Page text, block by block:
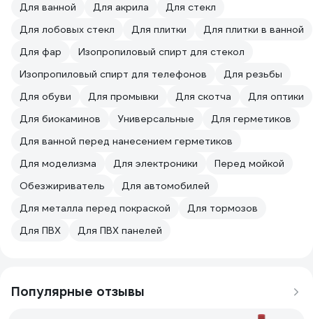
Для ванной
Для акрила
Для стекл
Для лобовых стекл
Для плитки
Для плитки в ванной
Для фар
Изопропиловый спирт для стекол
Изопропиловый спирт для телефонов
Для резьбы
Для обуви
Для промывки Для скотча
Для оптики
Для биокаминов
Универсальные
Для герметиков
Для ванной перед нанесением герметиков
Для моделизма
Для электроники
Перед мойкой
Обезжириватель
Для автомобилей
Для металла перед покраской
Для тормозов
Для ПВХ
Для ПВХ панелей
Популярные отзывы